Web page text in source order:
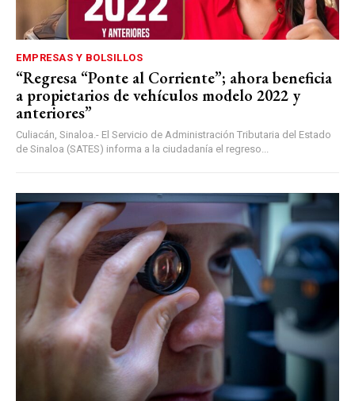
EMPRESAS Y BOLSILLOS
“Regresa “Ponte al Corriente”; ahora beneficia
a propietarios de vehículos modelo 2022 y
anteriores”
Culiacán, Sinaloa.- El Servicio de Administración Tributaria del Estado
de Sinaloa (SATES) informa a la ciudadanía el regreso...